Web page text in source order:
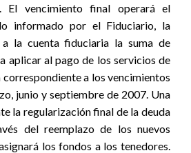
El vencimiento final operará el
lo informado por el Fiduciario, la
la cuenta fiduciaria la suma de
aplicar al pago de los servicios de
a los vencimientos
junio y septiembre de 2007. Una
la regularización final de la deuda
del reemplazo de los nuevos
los fondos a los tenedores.